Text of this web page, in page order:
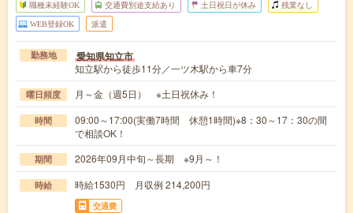
職種未経験OK 交通費別途支給あり 土日祝日が休み 残業なし
WEB登録OK 派遣
勤務地 愛知県知立市
知立駅から徒歩11分／一ツ木駅から車7分
曜日頻度 月～金（週5日） ※土日祝休み！
時間
09:00～17:00(実働7時間 休憩1時間)※8：30～17：30の間
で相談OK！
期間 2026年09月中旬～長期 ※9月～！
時給 時給1530円 月収例 214,200円
交通費